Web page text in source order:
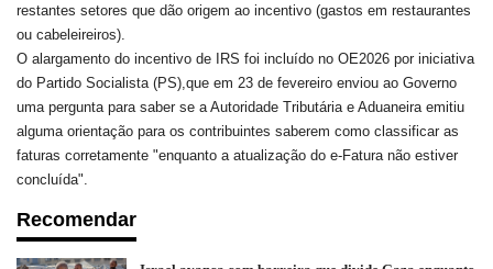
restantes setores que dão origem ao incentivo (gastos em restaurantes
ou cabeleireiros).
O alargamento do incentivo de IRS foi incluído no OE2026 por iniciativa
do Partido Socialista (PS),que em 23 de fevereiro enviou ao Governo
uma pergunta para saber se a Autoridade Tributária e Aduaneira emitiu
alguma orientação para os contribuintes saberem como classificar as
faturas corretamente "enquanto a atualização do e-Fatura não estiver
concluída".
Recomendar